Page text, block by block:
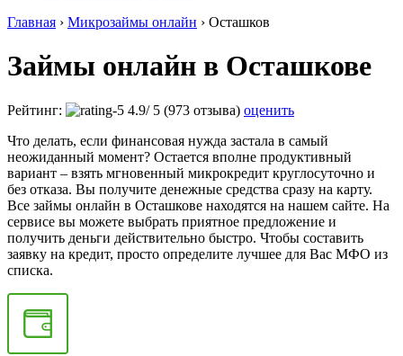
Главная › Микрозаймы онлайн › Осташков
Займы онлайн в Осташкове
Рейтинг: 4.9/ 5 (973 отзыва) оценить
Что делать, если финансовая нужда застала в самый
неожиданный момент? Остается вполне продуктивный
вариант – взять мгновенный микрокредит круглосуточно и
без отказа. Вы получите денежные средства сразу на карту.
Все займы онлайн в Осташкове находятся на нашем сайте. На
сервисе вы можете выбрать приятное предложение и
получить деньги действительно быстро. Чтобы составить
заявку на кредит, просто определите лучшее для Вас МФО из
списка.